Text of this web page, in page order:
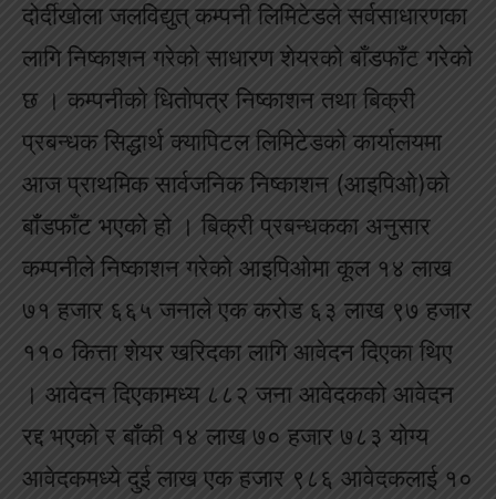
दोर्दीखोला जलविद्युत् कम्पनी लिमिटेडले सर्वसाधारणका
लागि निष्काशन गरेको साधारण शेयरको बाँडफाँट गरेको
छ । कम्पनीको धितोपत्र निष्काशन तथा बिक्री
प्रबन्धक सिद्धार्थ क्यापिटल लिमिटेडको कार्यालयमा
आज प्राथमिक सार्वजनिक निष्काशन (आइपिओ)को
बाँडफाँट भएको हो । बिक्री प्रबन्धकका अनुसार
कम्पनीले निष्काशन गरेको आइपिओमा कूल १४ लाख
७१ हजार ६६५ जनाले एक करोड ६३ लाख ९७ हजार
११० कित्ता शेयर खरिदका लागि आवेदन दिएका थिए
। आवेदन दिएकामध्य ८८२ जना आवेदकको आवेदन
रद्द भएको र बाँकी १४ लाख ७० हजार ७८३ योग्य
आवेदकमध्ये दुई लाख एक हजार ९८६ आवेदकलाई १०